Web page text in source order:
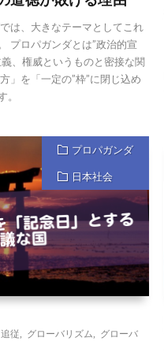
は、大きなテーマとしてこれ
プロパガンダとは”政治的宣
、権威というものと密接な関
」を「一定の”枠”に閉じ込め
。
プロパガンダ
日本社会
従 グローバリズム
グローバ